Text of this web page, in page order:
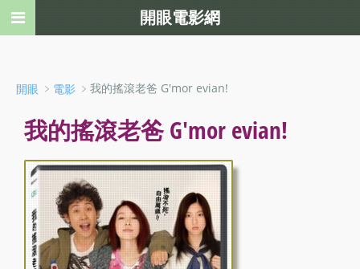
開眼 ﹥ 電影 ﹥我的搖滾老爸 G'mor evian!
我的搖滾老爸 G'mor evian!
開眼電影網